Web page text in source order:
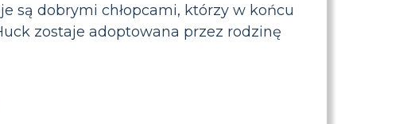
są dobrymi chłopcami, którzy w końcu
zostaje adoptowana przez rodzinę